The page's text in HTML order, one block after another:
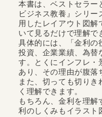
本書は、ベストセラー
ビジネス教養』シリ
用したレイアウト図解
いて見るだけで理解で
具体的には、「金利の
投資、企業業績、為替
す。とくにインフレ・
あり、その理由が腹落
また、切っても切り
く理解できます。
もちろん、金利を理
利のしくみもイラスト